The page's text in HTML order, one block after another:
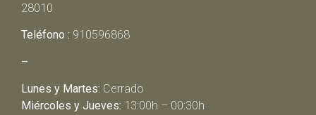
28010
Teléfono : 910596868
–
Lunes y Martes: Cerrado
Miércoles y Jueves: 13:00h – 00:30h